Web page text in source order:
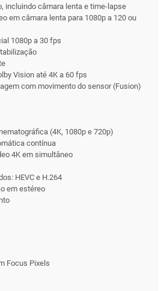
incluindo câmara lenta e time-lapse
em câmara lenta para 1080p a 120 ou
1080p a 30 fps
Vision até 4K a 60 fps
com movimento do sensor (Fusion)
(4K, 1080p e 720p)
contínua
4K em simultâneo
HEVC e H.264
em estéreo
Focus Pixels